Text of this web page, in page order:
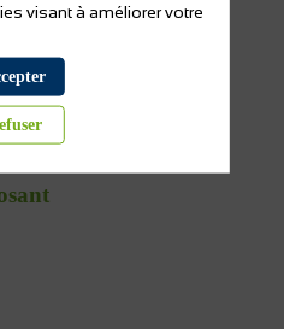
informations
visant à améliorer votre